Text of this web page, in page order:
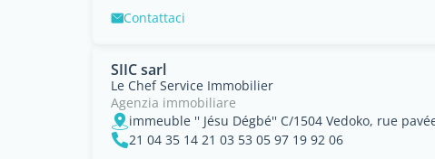
Contattaci
SIIC sarl
Le Chef Service Immobilier
Agenzia immobiliare
21 04 35 14 21 03 53 05 97 19 92 06